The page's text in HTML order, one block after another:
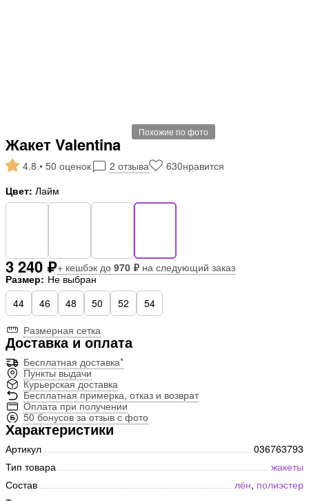
Похожие по фото
Жакет Valentina
4.8 • 50 оценок 2 отзыва 630нравится
Цвет: Лайм
3 240 ₽+ кешбэк до 970 ₽ на следующий заказ
Размер: Не выбран
44
46 48 50 52
54
Размерная сетка
Доставка и оплата
Бесплатная доставка*
Пункты выдачи
Курьерская доставка
Бесплатная примерка, отказ и возврат
Оплата при получении
50 бонусов за отзыв с фото
Характеристики
Артикул
036763793
Тип товара
жакеты
Состав
лён, полиэстер